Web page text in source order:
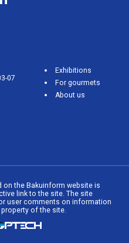
07
Exhibitions
For gourmets
About us
on the Bakuinform website is
link to the site. The site
user comments on information
of the site.